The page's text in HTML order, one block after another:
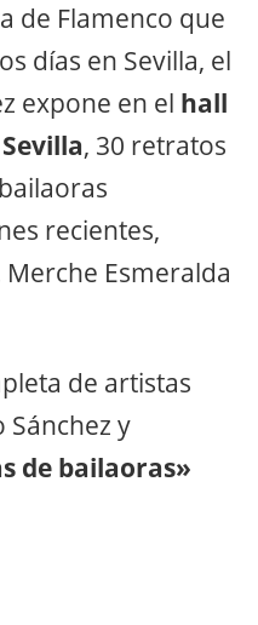
de Flamenco que
días en Sevilla, el
expone en el hall
, 30 retratos
recientes,
Merche Esmeralda
de artistas
y
de bailaoras»